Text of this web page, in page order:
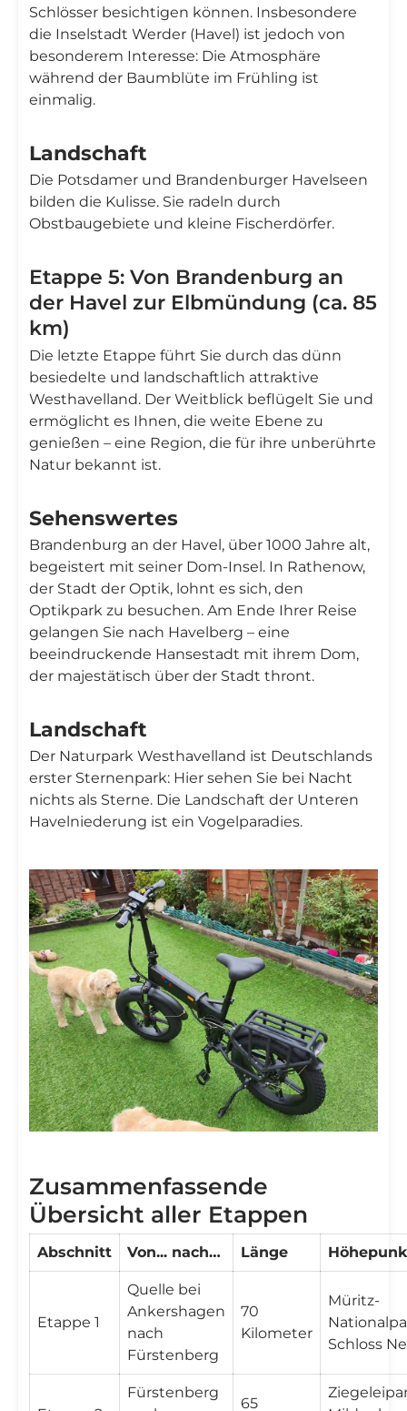
Schlösser besichtigen können. Insbesondere
die Inselstadt Werder (Havel) ist jedoch von
besonderem Interesse: Die Atmosphäre
während der Baumblüte im Frühling ist
einmalig.
Landschaft
Die Potsdamer und Brandenburger Havelseen
bilden die Kulisse. Sie radeln durch
Obstbaugebiete und kleine Fischerdörfer.
Etappe 5: Von Brandenburg an
der Havel zur Elbmündung (ca. 85
km)
Die letzte Etappe führt Sie durch das dünn
besiedelte und landschaftlich attraktive
Westhavelland. Der Weitblick beflügelt Sie und
ermöglicht es Ihnen, die weite Ebene zu
genießen – eine Region, die für ihre unberührte
Natur bekannt ist.
Sehenswertes
Brandenburg an der Havel, über 1000 Jahre alt,
begeistert mit seiner Dom-Insel. In Rathenow,
der Stadt der Optik, lohnt es sich, den
Optikpark zu besuchen. Am Ende Ihrer Reise
gelangen Sie nach Havelberg – eine
beeindruckende Hansestadt mit ihrem Dom,
der majestätisch über der Stadt thront.
Landschaft
Der Naturpark Westhavelland ist Deutschlands
erster Sternenpark: Hier sehen Sie bei Nacht
nichts als Sterne. Die Landschaft der Unteren
Havelniederung ist ein Vogelparadies.
Zusammenfassende
Übersicht aller Etappen
Abschnitt Von... nach… Länge
Etappe 1
Quelle bei
Ankershagen
nach
Fürstenberg
70
Kilometer
Müritz-
Schloss
Fürstenberg
65